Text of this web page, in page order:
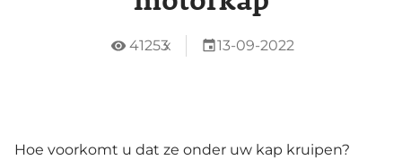
41253x 13-09-2022
Hoe voorkomt u dat ze onder uw kap kruipen?